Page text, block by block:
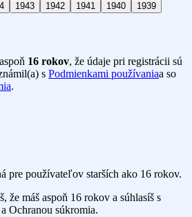
1943 1942 1941 1940
1939
16 rokov, že údaje pri registrácii sú
s Podmienkami používaniaa so
.
pre používateľov starších ako 16 rokov.
že máš aspoň 16 rokov a súhlasíš s
Ochranou súkromia.